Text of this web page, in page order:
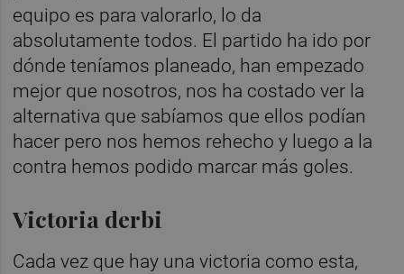
equipo es para valorarlo, lo da
absolutamente todos. El partido ha ido por
dónde teníamos planeado, han empezado
mejor que nosotros, nos ha costado ver la
alternativa que sabíamos que ellos podían
hacer pero nos hemos rehecho y luego a la
contra hemos podido marcar más goles.
Victoria derbi
Cada vez que hay una victoria como esta,